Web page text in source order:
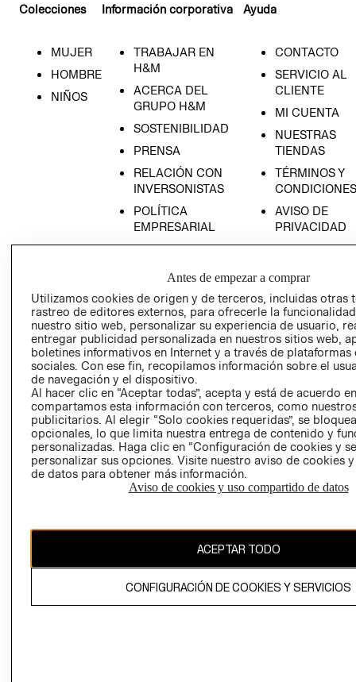
Colecciones
MUJER
HOMBRE
NIÑOS
Información corporativa
TRABAJAR EN
H&M
ACERCA DEL
GRUPO H&M
SOSTENIBILIDAD
PRENSA
RELACIÓN CON
INVERSONISTAS
POLÍTICA
EMPRESARIAL
Ayuda
CONTACTO
SERVICIO AL
CLIENTE
MI CUENTA
NUESTRAS
TIENDAS
TÉRMINOS Y
CONDICIONES
AVISO DE
PRIVACIDAD
GIFT CARD
COOKIES
LIBRO DE
Ecuador ($)
CAMBIAR REGIÓN
El contenido de esta página web está protegido por copyright y es
propiedad de H&M Hennes & Mauritz AB.
Antes de empezar a comprar
Utilizamos cookies de origen y de terceros, incluidas otras
rastreo de editores externos, para ofrecerle la
nuestro sitio web, personalizar su experiencia de usuario,
entregar publicidad personalizada en nuestros sitios web,
boletines informativos en Internet y a través de plataformas
sociales. Con ese fin, recopilamos información sobre el
de navegación y el dispositivo.
Al hacer clic en “Aceptar todas”, acepta y está de acuerdo
compartamos esta información con terceros, como
publicitarios. Al elegir “Solo cookies requeridas”, se
opcionales, lo que limita nuestra entrega de contenido y
personalizadas. Haga clic en “Configuración de cookies y
personalizar sus opciones. Visite nuestro aviso de cookies
de datos para obtener más información.
Aviso de cookies y uso compartido de datos
ACEPTAR TODO
CONFIGURACIÓN DE COOKIES Y SERVICIOS